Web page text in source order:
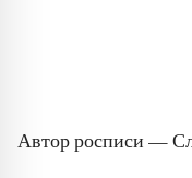
Автор росписи —